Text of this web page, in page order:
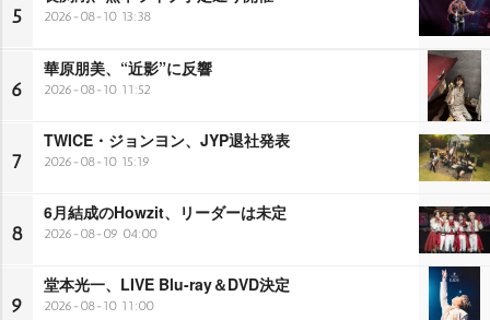
5 2026-08-10 13:38
6
華原朋美、“近影”に反響
2026-08-10 11:52
7
TWICE・ジョンヨン、JYP退社発表
2026-08-10 15:19
8
6月結成のHowzit、リーダーは未定
2026-08-09 04:00
9
堂本光一、LIVE Blu-ray＆DVD決定
2026-08-10 11:00